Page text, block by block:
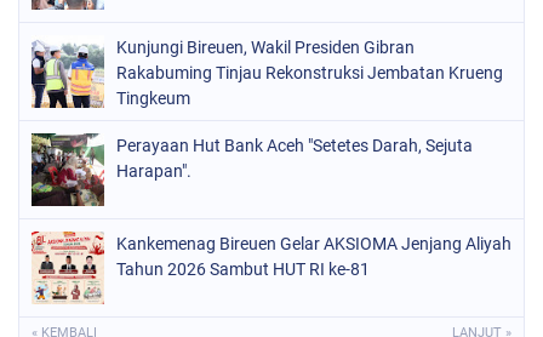
Kunjungi Bireuen, Wakil Presiden Gibran
Rakabuming Tinjau Rekonstruksi Jembatan Krueng
Tingkeum
Perayaan Hut Bank Aceh "Setetes Darah, Sejuta
Harapan".
Kankemenag Bireuen Gelar AKSIOMA Jenjang Aliyah
Tahun 2026 Sambut HUT RI ke-81
« KEMBALI LANJUT »